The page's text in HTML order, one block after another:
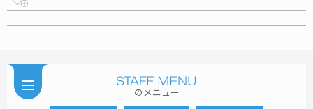
のメニュー